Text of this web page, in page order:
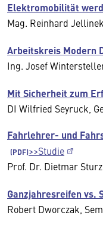
Elektromobilität
Mag. Reinhard
Arbeitskreis Modern
Ing. Josef
Mit Sicherheit zum
DI Wilfried Seyruck,
Fahrlehrer- und
>>Studie
Prof. Dr. Dietmar
Ganzjahresreifen vs.
Robert Dworczak,